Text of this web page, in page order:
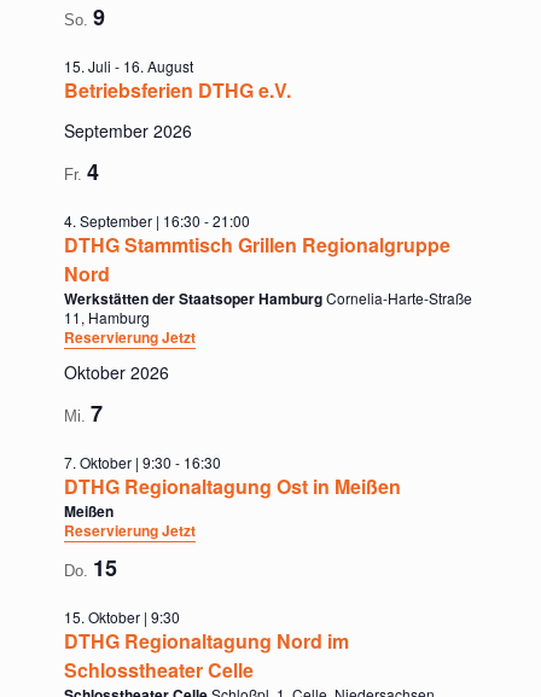
So. 9
15. Juli - 16. August
Betriebsferien DTHG e.V.
September 2026
Fr. 4
4. September | 16:30 -21:00
DTHG Stammtisch Grillen Regionalgruppe
Nord
Werkstätten der Staatsoper HamburgCornelia-Harte-Straße
11, Hamburg
Reservierung Jetzt
Oktober 2026
Mi. 7
7. Oktober | 9:30 - 16:30
DTHG Regionaltagung Ost in Meißen
Meißen
Reservierung Jetzt
Do. 15
15. Oktober | 9:30
DTHG Regionaltagung Nord im
Schlosstheater Celle